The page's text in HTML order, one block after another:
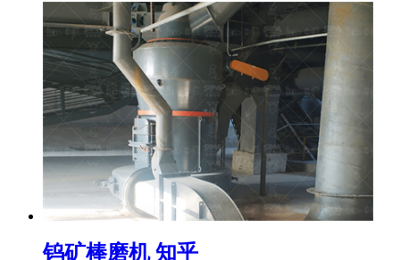
钨矿棒磨机 知乎